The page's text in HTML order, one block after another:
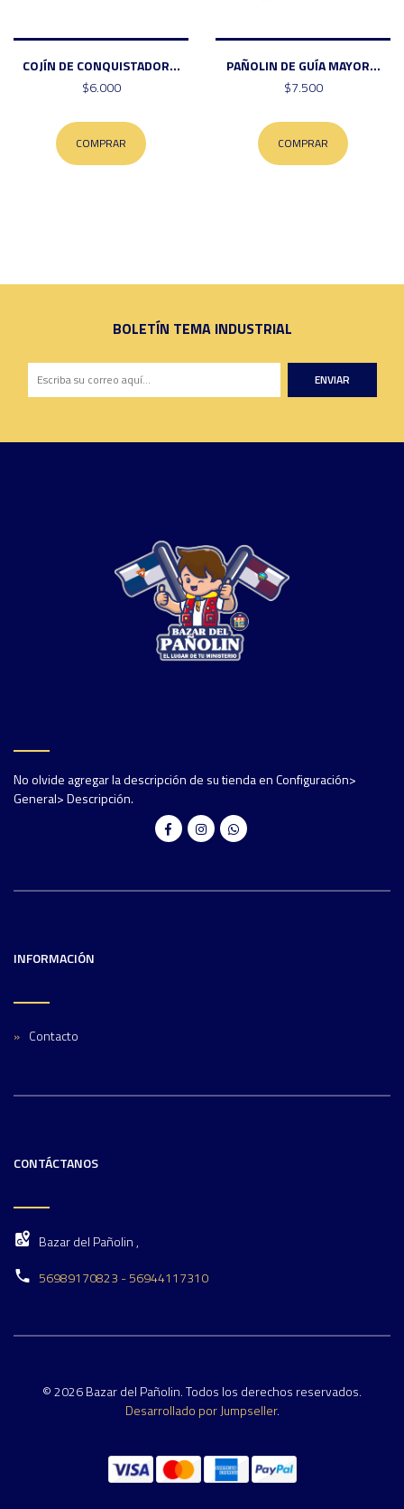
COJÍN DE CONQUISTADOR...
$6.000
COMPRAR
PAÑOLIN DE GUÍA MAYOR...
$7.500
COMPRAR
BOLETÍN TEMA INDUSTRIAL
ENVIAR
No olvide agregar la descripción de su tienda en Configuración>
General> Descripción.
INFORMACIÓN
Contacto
CONTÁCTANOS
Bazar del Pañolin ,
56989170823 - 56944117310
© 2026 Bazar del Pañolin. Todos los derechos reservados.
Desarrollado por Jumpseller.